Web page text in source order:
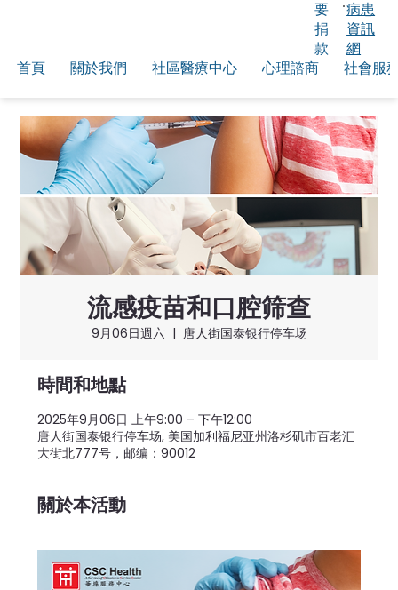
首頁 關於我們 社區醫療中心 心理諮商 社會服
要
捐
款
病患
資訊
網
流感疫苗和口腔筛查
9月06日週六
  |
唐人街国泰银行停车场
時間和地點
2025年9月06日 上午9:00 – 下午12:00
唐人街国泰银行停车场, 美国加利福尼亚州洛杉矶市百老汇
大街北777号，邮编：90012
關於本活動